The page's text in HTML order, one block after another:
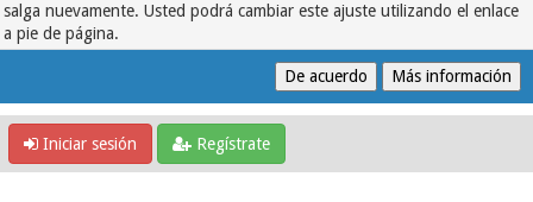
salga nuevamente. Usted podrá cambiar este ajuste utilizando el enlace
a pie de página.
Iniciar sesión Regístrate